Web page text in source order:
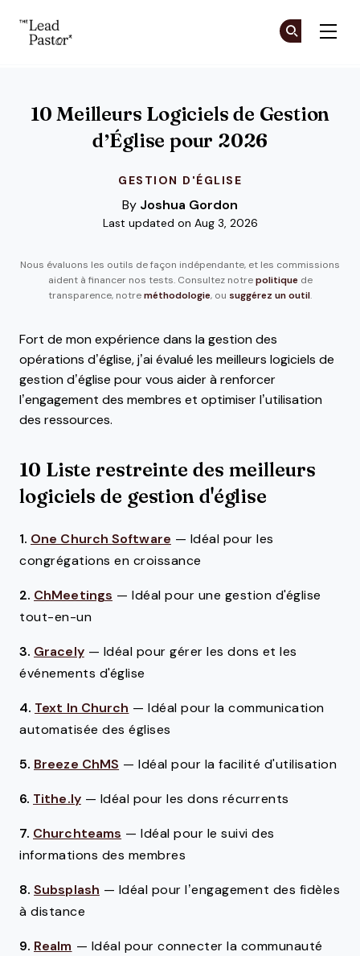
GESTION D'ÉGLISE
10 Meilleurs Logiciels de Gestion
d’Église pour 2026
By Joshua Gordon
Last updated on Aug 3, 2026
Nous évaluons les outils de façon indépendante, et les commissions
aident à financer nos tests. Consultez notre politiquede
transparence, notre méthodologie, ou suggérez un outil.
Fort de mon expérience dans la gestion des
opérations d’église, j’ai évalué les meilleurs logiciels de
gestion d’église pour vous aider à renforcer
l’engagement des membres et optimiser l’utilisation
des ressources.
10 Liste restreinte des meilleurs
logiciels de gestion d'église
1. One Church Software — Idéal pour les
congrégations en croissance
2. ChMeetings — Idéal pour une gestion d'église
tout-en-un
3. Gracely — Idéal pour gérer les dons et les
événements d'église
4. Text In Church —Idéal pour la communication
automatisée des églises
5. Breeze ChMS —Idéal pour la facilité d'utilisation
6. Tithe.ly — Idéal pour les dons récurrents
7. Churchteams —Idéal pour le suivi des
informations des membres
8. Subsplash — Idéal pour l’engagement des fidèles
à distance
9. Realm — Idéal pour connecter la communauté